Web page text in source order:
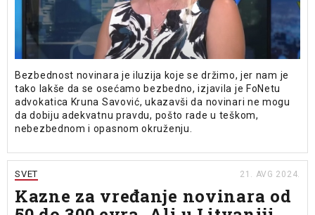
Bezbednost novinara je iluzija koje se držimo, jer nam je
tako lakše da se osećamo bezbedno, izjavila je FoNetu
advokatica Kruna Savović, ukazavši da novinari ne mogu
da dobiju adekvatnu pravdu, pošto rade u teškom,
nebezbednom i opasnom okruženju.
SVET 21. AVG 2024.
Kazne za vređanje novinara od